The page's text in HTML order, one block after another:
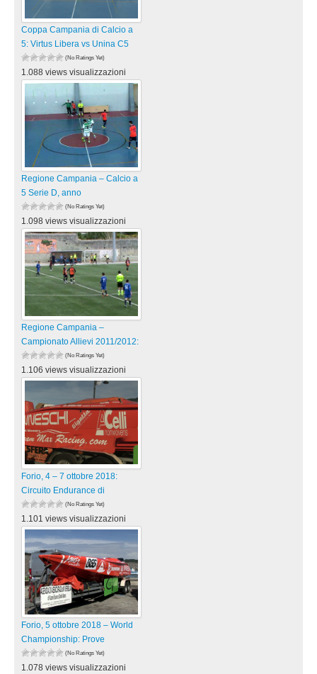
Coppa Campania di Calcio a
5: Virtus Libera vs Unina C5
(No Ratings Yet)
1.088 views visualizzazioni
Regione Campania – Calcio a
5 Serie D, anno
(No Ratings Yet)
1.098 views visualizzazioni
Regione Campania –
Campionato Allievi 2011/2012:
(No Ratings Yet)
1.106 views visualizzazioni
Forio, 4 – 7 ottobre 2018:
Circuito Endurance di
(No Ratings Yet)
1.101 views visualizzazioni
Forio, 5 ottobre 2018 – World
Championship: Prove
(No Ratings Yet)
1.078 views visualizzazioni